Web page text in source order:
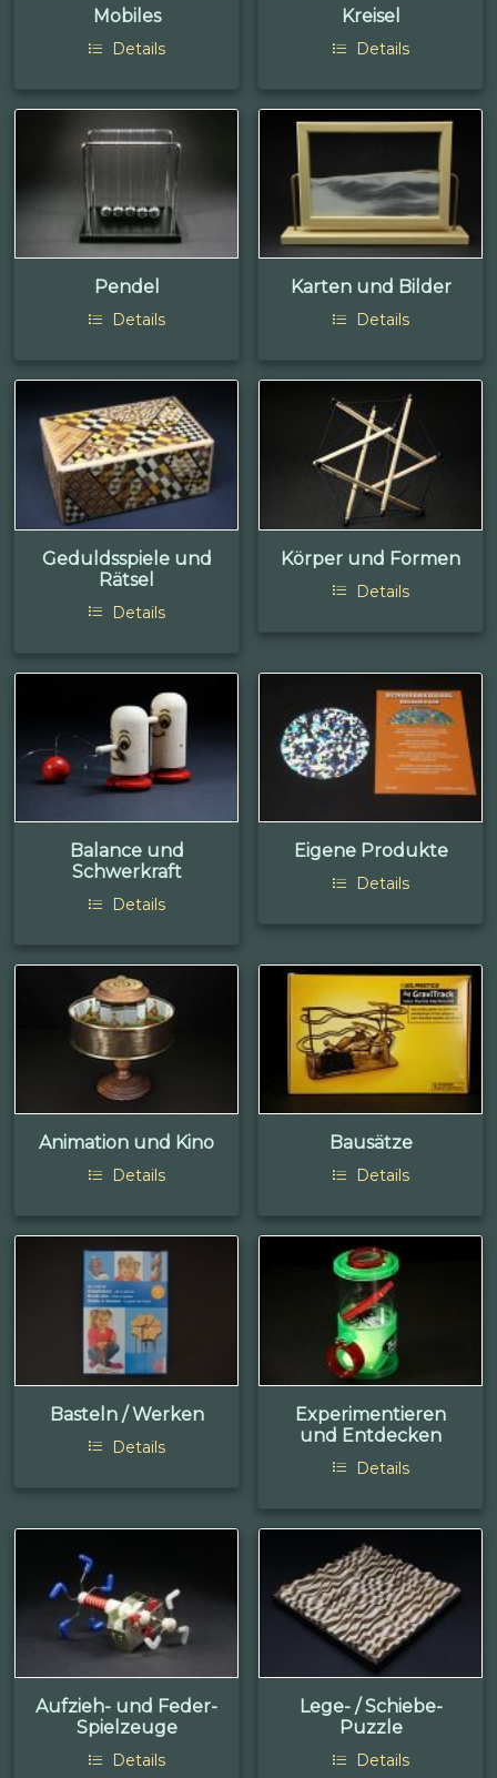
Mobiles
Details
Kreisel
Details
Pendel
Details
Karten und Bilder
Details
Geduldsspiele und
Rätsel
Details
Körper und Formen
Details
Balance und
Schwerkraft
Details
Eigene Produkte
Details
Animation und Kino
Details
Bausätze
Details
Basteln / Werken
Details
Experimentieren
und Entdecken
Details
Aufzieh- und Feder-
Spielzeuge
Details
Lege- / Schiebe-
Puzzle
Details